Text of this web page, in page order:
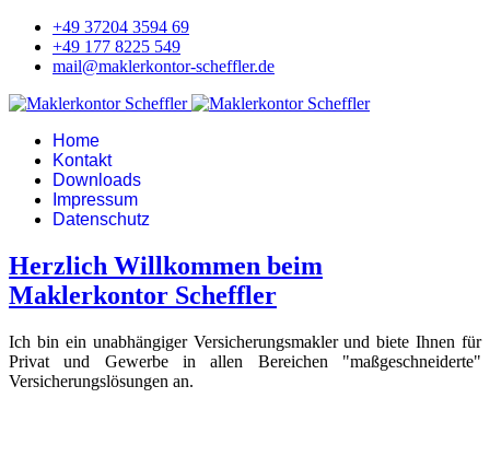
+49 37204 3594 69
+49 177 8225 549
mail@maklerkontor-scheffler.de
Home
Kontakt
Downloads
Impressum
Datenschutz
Herzlich Willkommen beim
Maklerkontor Scheffler
Ich bin ein unabhängiger Versicherungsmakler und biete Ihnen für
Privat und Gewerbe in allen Bereichen "maßgeschneiderte"
Versicherungslösungen an.